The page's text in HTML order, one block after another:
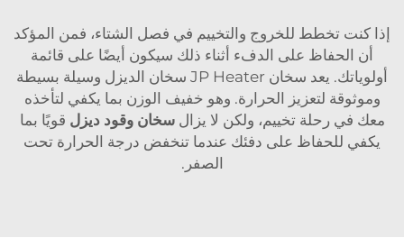
إذا كنت تخطط للخروج والتخييم في فصل الشتاء، فمن المؤكد
أن الحفاظ على الدفء أثناء ذلك سيكون أيضًا على قائمة
أولوياتك. يعد سخان JP Heater سخان الديزل وسيلة بسيطة
وموثوقة لتعزيز الحرارة. وهو خفيف الوزن بما يكفي لتأخذه
معك في رحلة تخييم، ولكن لا يزال سخان وقود ديزل قويًا بما
يكفي للحفاظ على دفئك عندما تنخفض درجة الحرارة تحت
الصفر.